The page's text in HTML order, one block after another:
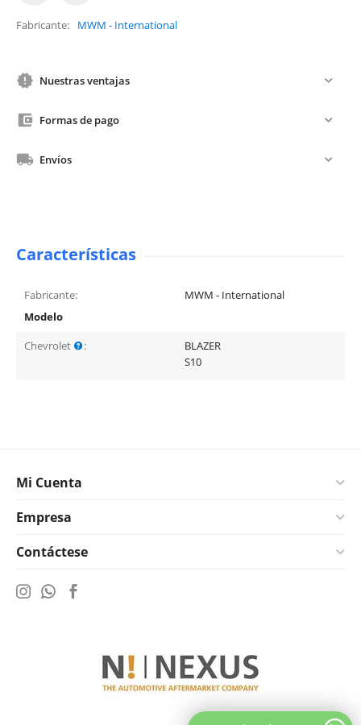
Fabricante MWM - International
Nuestras ventajas
Formas de pago
Envíos
Características
Fabricante:
MWM - International
Modelo
Chevrolet
:
BLAZER
S10
Mi Cuenta
Empresa
Contáctese